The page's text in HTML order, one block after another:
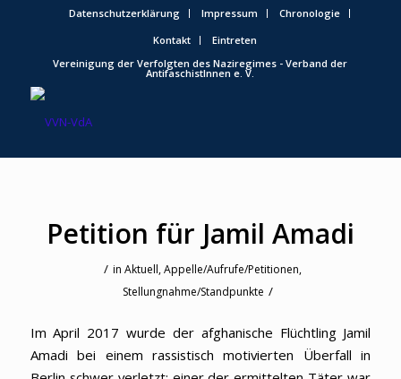
Datenschutzerklärung Impressum
Chronologie
Kontakt
Eintreten
Vereinigung der Verfolgten des Naziregimes - Verband der
AntifaschistInnen e. V.
Petition für Jamil Amadi
/ in Aktuell,Appelle/Aufrufe/Petitionen,
Stellungnahme/Standpunkte /
Im April 2017 wurde der afghanische Flüchtling Jamil
Amadi bei einem rassistisch motivierten Überfall in